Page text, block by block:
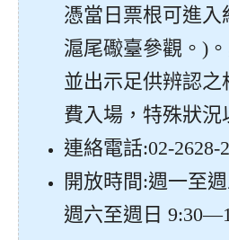
憑當日票根可進入
滬尾礮臺參觀。)
並出示足供辨認
費入場，特殊狀況
連絡電話:02-2628-
開放時間:週一至
週六至週日